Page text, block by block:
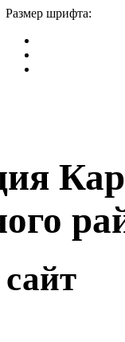
Размер шрифта: